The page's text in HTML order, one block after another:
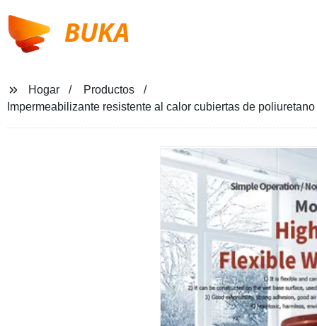
BUKA
Hogar
Productos
Impermeabilizante resistente al calor cubiertas de